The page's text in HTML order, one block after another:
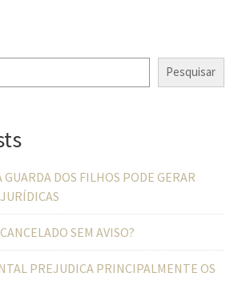
Pesquisar
DOS FILHOS PODE GERAR
SEM AVISO?
PREJUDICA PRINCIPALMENTE OS